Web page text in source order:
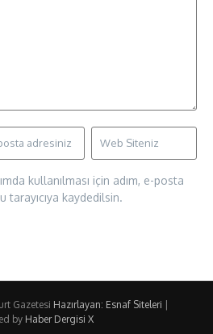
kullanılması için adım, e-posta
tarayıcıya kaydedilsin.
Gazetesi Hazırlayan: Esnaf Siteleri
by Haber Dergisi X